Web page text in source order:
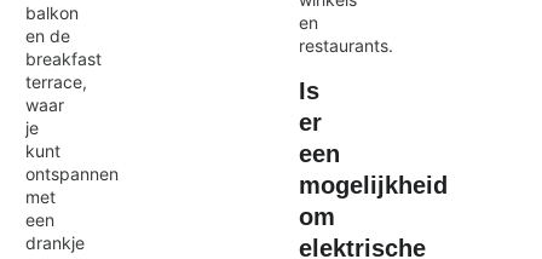
balkon
en de
breakfast
terrace,
waar
je
kunt
ontspannen
met
een
drankje
en
restaurants.
Is
er
een
mogelijkheid
om
elektrische